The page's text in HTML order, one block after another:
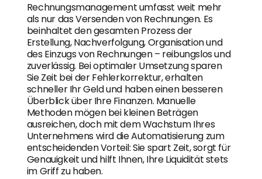
Rechnungsmanagement umfasst weit mehr
als nur das Versenden von Rechnungen. Es
beinhaltet den gesamten Prozess der
Erstellung, Nachverfolgung, Organisation und
des Einzugs von Rechnungen – reibungslos und
zuverlässig. Bei optimaler Umsetzung sparen
Sie Zeit bei der Fehlerkorrektur, erhalten
schneller Ihr Geld und haben einen besseren
Überblick über Ihre Finanzen. Manuelle
Methoden mögen bei kleinen Beträgen
ausreichen, doch mit dem Wachstum Ihres
Unternehmens wird die Automatisierung zum
entscheidenden Vorteil: Sie spart Zeit, sorgt für
Genauigkeit und hilft Ihnen, Ihre Liquidität stets
im Griff zu haben.